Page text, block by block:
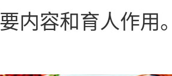
内容和育人作用